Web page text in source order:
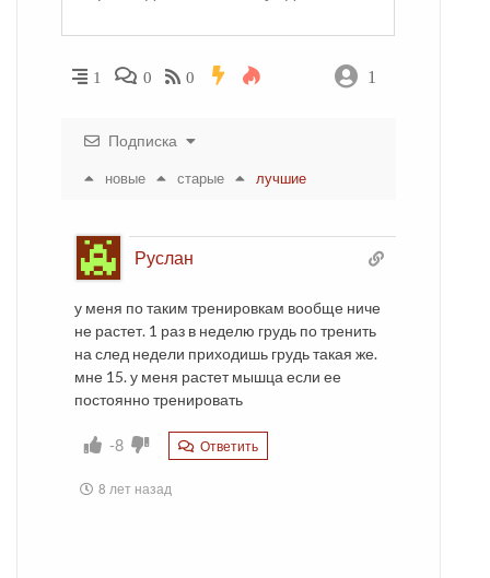
1 0 0 1
Подписка
новые старые лучшие
Руслан
у меня по таким тренировкам вообще ниче
не растет. 1 раз в неделю грудь по тренить
на след недели приходишь грудь такая же.
мне 15. у меня растет мышца если ее
постоянно тренировать
-8 Ответить
8 лет назад